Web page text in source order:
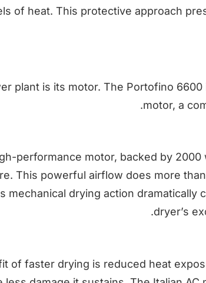
of heat. This protective approach
plant is its motor. The Portofino
motor, a
performance motor, backed by
This powerful airflow does more
mechanical drying action
dryer’s
of faster drying is reduced heat